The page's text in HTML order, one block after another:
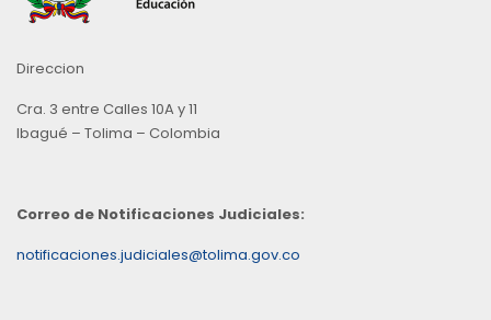
Direccion
Cra. 3 entre Calles 10A y 11
Ibagué – Tolima – Colombia
Correo de Notificaciones Judiciales:
notificaciones.judiciales@tolima.gov.co